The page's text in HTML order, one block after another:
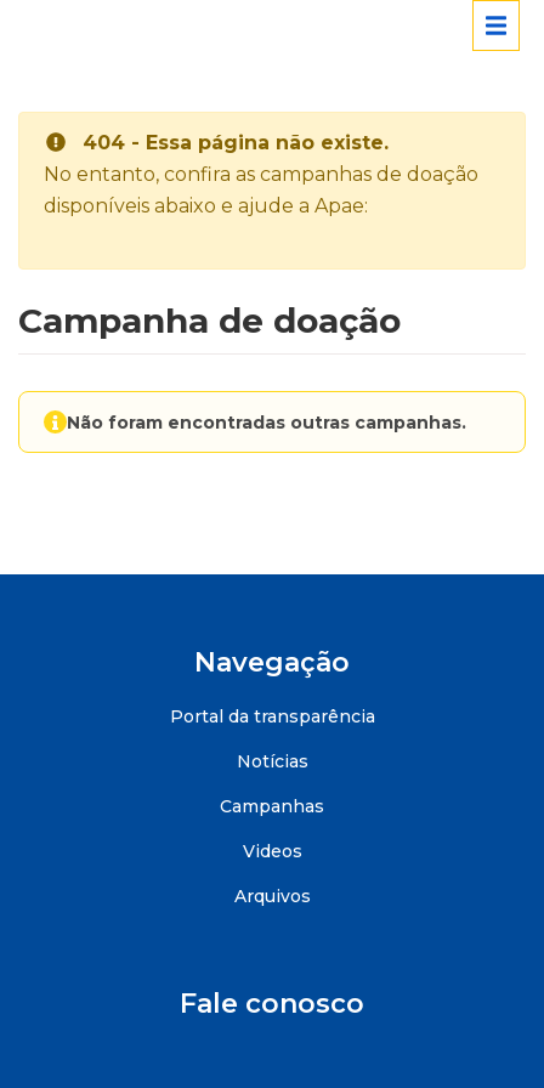
404 - Essa página não existe.
No entanto, confira as campanhas de doação
disponíveis abaixo e ajude a Apae:
Campanha de doação
Não foram encontradas outras campanhas.
Navegação
Portal da transparência
Notícias
Campanhas
Videos
Arquivos
Fale conosco